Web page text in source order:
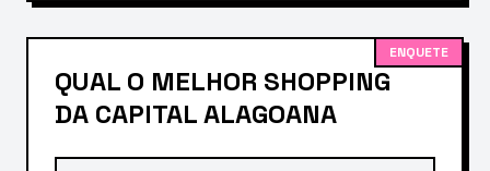
ENQUETE
QUAL O MELHOR SHOPPING
DA CAPITAL ALAGOANA